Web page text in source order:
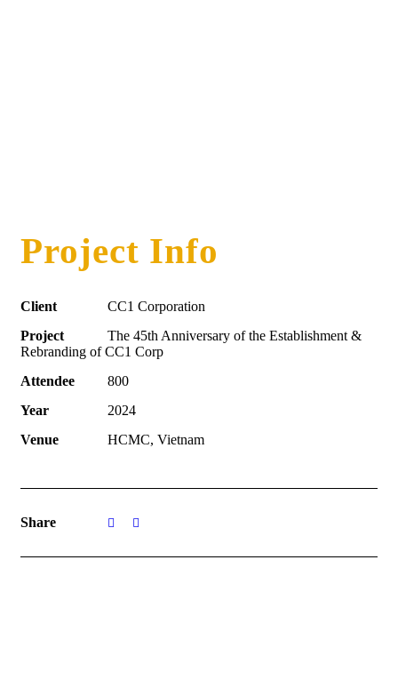
Project Info
Client
CC1 Corporation
Project
The 45th Anniversary of the Establishment &
Rebranding of CC1 Corp
Attendee
800
Year
2024
Venue
HCMC, Vietnam
Share